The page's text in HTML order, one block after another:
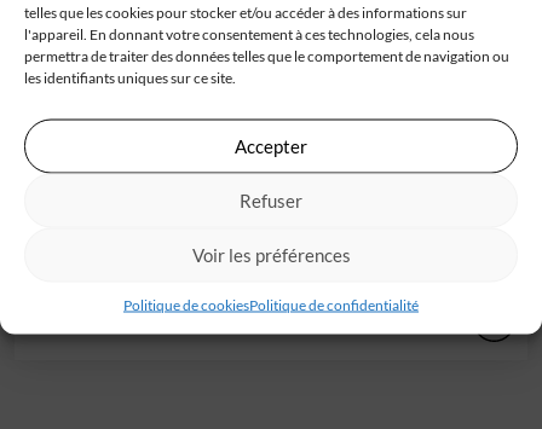
telles que les cookies pour stocker et/ou accéder à des informations sur
l'appareil. En donnant votre consentement à ces technologies, cela nous
permettra de traiter des données telles que le comportement de navigation ou
les identifiants uniques sur ce site.
Accepter
Refuser
Voir les préférences
Politique de cookiesPolitique de confidentialité
Calme, nature et proximité, ce terrain a tout pour plaire
!C'est à Campugnan que votre[...]